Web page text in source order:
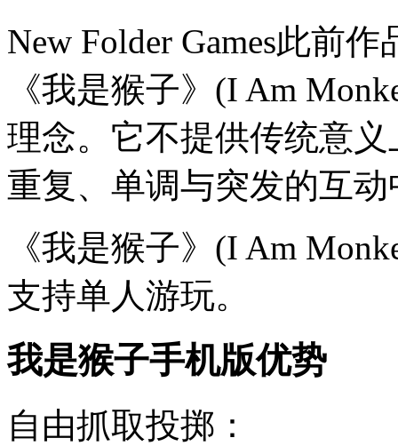
New Folder Games此前
《我是猴子》(I Am
理念。它不提供传统意
重复、单调与突发的互
《我是猴子》(I Am
支持单人游玩。
我是猴子手机版优势
‌自由抓取投掷‌：